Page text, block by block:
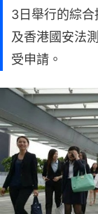
3日舉行的綜
及香港國安法
受申請。